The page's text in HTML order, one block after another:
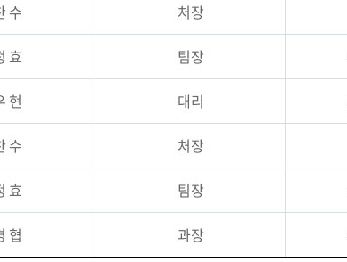
수 처장
효 팀장
현 대리
수 처장
효 팀장
협 과장